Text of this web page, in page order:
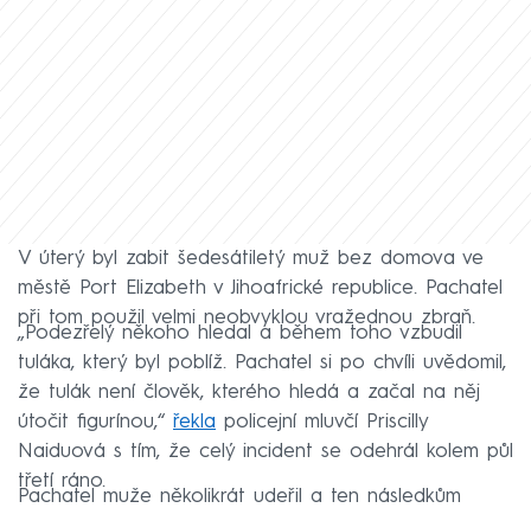
V úterý byl zabit šedesátiletý muž bez domova ve
městě Port Elizabeth v Jihoafrické republice. Pachatel
při tom použil velmi neobvyklou vražednou zbraň.
„Podezřelý někoho hledal a během toho vzbudil
tuláka, který byl poblíž. Pachatel si po chvíli uvědomil,
že tulák není člověk, kterého hledá a začal na něj
útočit figurínou,“ řekla policejní mluvčí Priscilly
Naiduová s tím, že celý incident se odehrál kolem půl
třetí ráno.
Pachatel muže několikrát udeřil a ten následkům